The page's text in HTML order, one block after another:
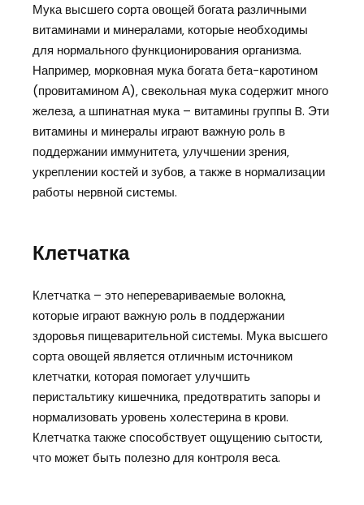
Мука высшего сорта овощей богата различными
витаминами и минералами‚ которые необходимы
для нормального функционирования организма.
Например‚ морковная мука богата бета-каротином
(провитамином А)‚ свекольная мука содержит много
железа‚ а шпинатная мука – витамины группы B. Эти
витамины и минералы играют важную роль в
поддержании иммунитета‚ улучшении зрения‚
укреплении костей и зубов‚ а также в нормализации
работы нервной системы.
Клетчатка
Клетчатка – это неперевариваемые волокна‚
которые играют важную роль в поддержании
здоровья пищеварительной системы. Мука высшего
сорта овощей является отличным источником
клетчатки‚ которая помогает улучшить
перистальтику кишечника‚ предотвратить запоры и
нормализовать уровень холестерина в крови.
Клетчатка также способствует ощущению сытости‚
что может быть полезно для контроля веса.